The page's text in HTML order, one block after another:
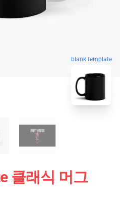
blank template
클래식 머그